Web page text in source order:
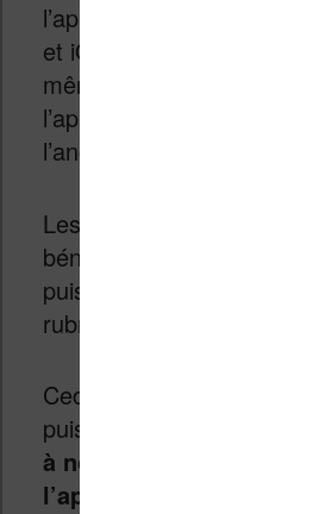
l’application Kindle
et iOS. Il sera nécessaire
mêmes informations de
l’application Kindle que
l’ancienne application
Les utilisateurs de tablette
bénéficieront aussi de ce
puisque tout sera
rubrique Kindle.
Ceci ne vient pas sans un
puisqu’
il sera
à nouveau les bandes
l’application Kindle